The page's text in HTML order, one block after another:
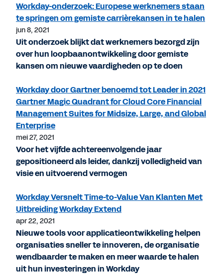
Workday-onderzoek: Europese werknemers staan
te springen om gemiste carrièrekansen in te halen
jun 8, 2021
Uit onderzoek blijkt dat werknemers bezorgd zijn
over hun loopbaanontwikkeling door gemiste
kansen om nieuwe vaardigheden op te doen
Workday door Gartner benoemd tot Leader in 2021
Gartner Magic Quadrant for Cloud Core Financial
Management Suites for Midsize, Large, and Global
Enterprise
mei 27, 2021
Voor het vijfde achtereenvolgende jaar
gepositioneerd als leider, dankzij volledigheid van
visie en uitvoerend vermogen
Workday Versnelt Time-to-Value Van Klanten Met
Uitbreiding Workday Extend
apr 22, 2021
Nieuwe tools voor applicatieontwikkeling helpen
organisaties sneller te innoveren, de organisatie
wendbaarder te maken en meer waarde te halen
uit hun investeringen in Workday